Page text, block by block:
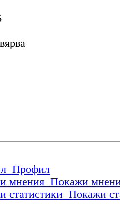
Профил
Покажи
Покажи